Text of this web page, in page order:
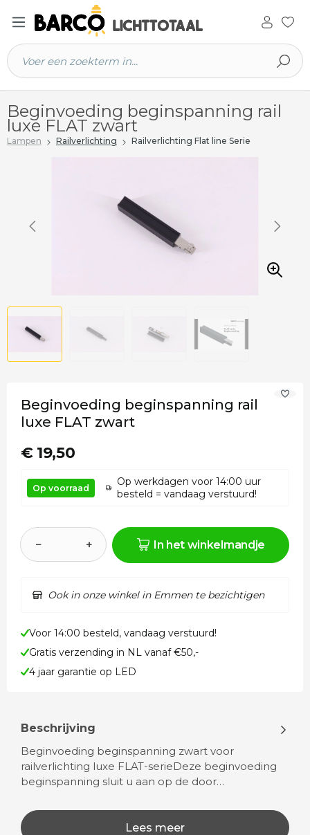
hoofdinhoud
Beginvoeding beginspanning rail
luxe FLAT zwart
Lampen Railverlichting Railverlichting Flat line Serie
Beginvoeding beginspanning rail
luxe FLAT zwart
€ 19,50
Op voorraad
Op werkdagen voor 14:00 uur
besteld = vandaag verstuurd!
− + In het winkelmandje
Ook in onze winkel in Emmen te bezichtigen
Voor 14:00 besteld, vandaag verstuurd!
Gratis verzending in NL vanaf €50,-
4 jaar garantie op LED
Beschrijving
Beginvoeding beginspanning zwart voor
railverlichting luxe FLAT-serieDeze beginvoeding
beginspanning sluit u aan op de door…
Lees meer